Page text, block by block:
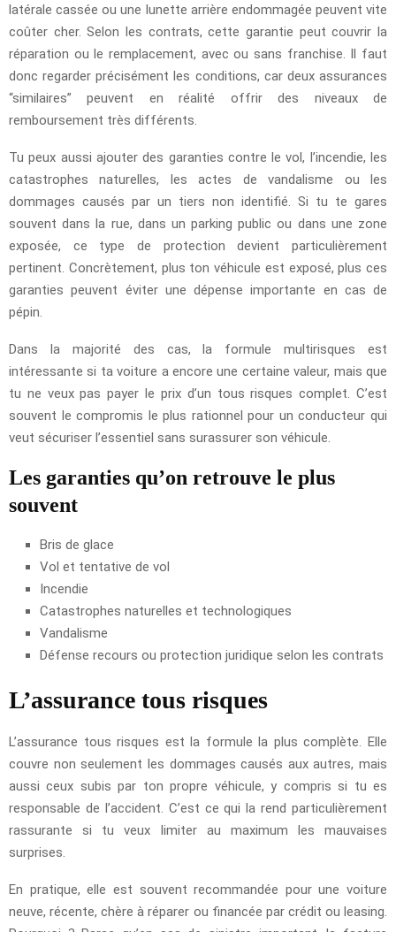
latérale cassée ou une lunette arrière endommagée peuvent vite
coûter cher. Selon les contrats, cette garantie peut couvrir la
réparation ou le remplacement, avec ou sans franchise. Il faut
donc regarder précisément les conditions, car deux assurances
“similaires” peuvent en réalité offrir des niveaux de
remboursement très différents.
Tu peux aussi ajouter des garanties contre le vol, l’incendie, les
catastrophes naturelles, les actes de vandalisme ou les
dommages causés par un tiers non identifié. Si tu te gares
souvent dans la rue, dans un parking public ou dans une zone
exposée, ce type de protection devient particulièrement
pertinent. Concrètement, plus ton véhicule est exposé, plus ces
garanties peuvent éviter une dépense importante en cas de
pépin.
Dans la majorité des cas, la formule multirisques est
intéressante si ta voiture a encore une certaine valeur, mais que
tu ne veux pas payer le prix d’un tous risques complet. C’est
souvent le compromis le plus rationnel pour un conducteur qui
veut sécuriser l’essentiel sans surassurer son véhicule.
Les garanties qu’on retrouve le plus
souvent
Bris de glace
Vol et tentative de vol
Incendie
Catastrophes naturelles et technologiques
Vandalisme
Défense recours ou protection juridique selon les contrats
L’assurance tous risques
L’assurance tous risques est la formule la plus complète. Elle
couvre non seulement les dommages causés aux autres, mais
aussi ceux subis par ton propre véhicule, y compris si tu es
responsable de l’accident. C’est ce qui la rend particulièrement
rassurante si tu veux limiter au maximum les mauvaises
surprises.
En pratique, elle est souvent recommandée pour une voiture
neuve, récente, chère à réparer ou financée par crédit ou leasing.